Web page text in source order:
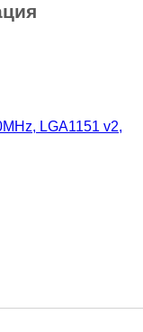
LGA1151 v2,